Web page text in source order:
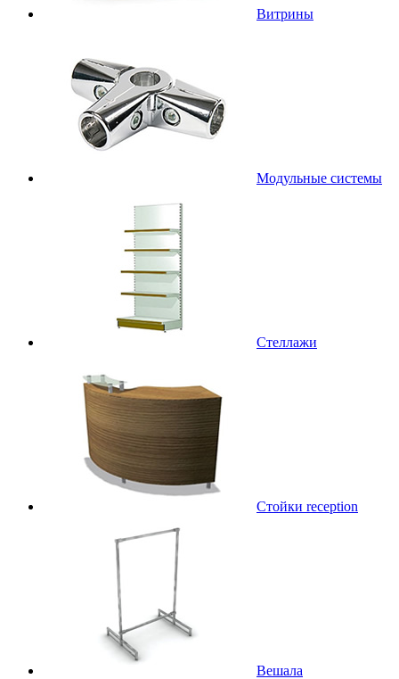
Витрины
Модульные системы
Стеллажи
Стойки reception
Вешала